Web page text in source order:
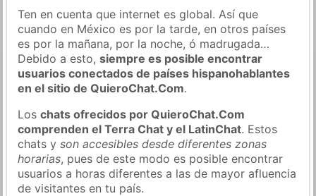
Ten en cuenta que internet es global. Así que
cuando en México es por la tarde, en otros países
es por la mañana, por la noche, ó madrugada…
Debido a esto,siempre es posible encontrar
usuarios conectados de países hispanohablantes
en el sitio de QuieroChat.Com.
Loschats ofrecidos por QuieroChat.Com
comprenden el Terra Chat y el LatinChat. Estos
chats yson accesibles desde diferentes zonas
horarias, pues de este modo es posible encontrar
usuarios a horas diferentes a las de mayor afluencia
de visitantes en tu país.